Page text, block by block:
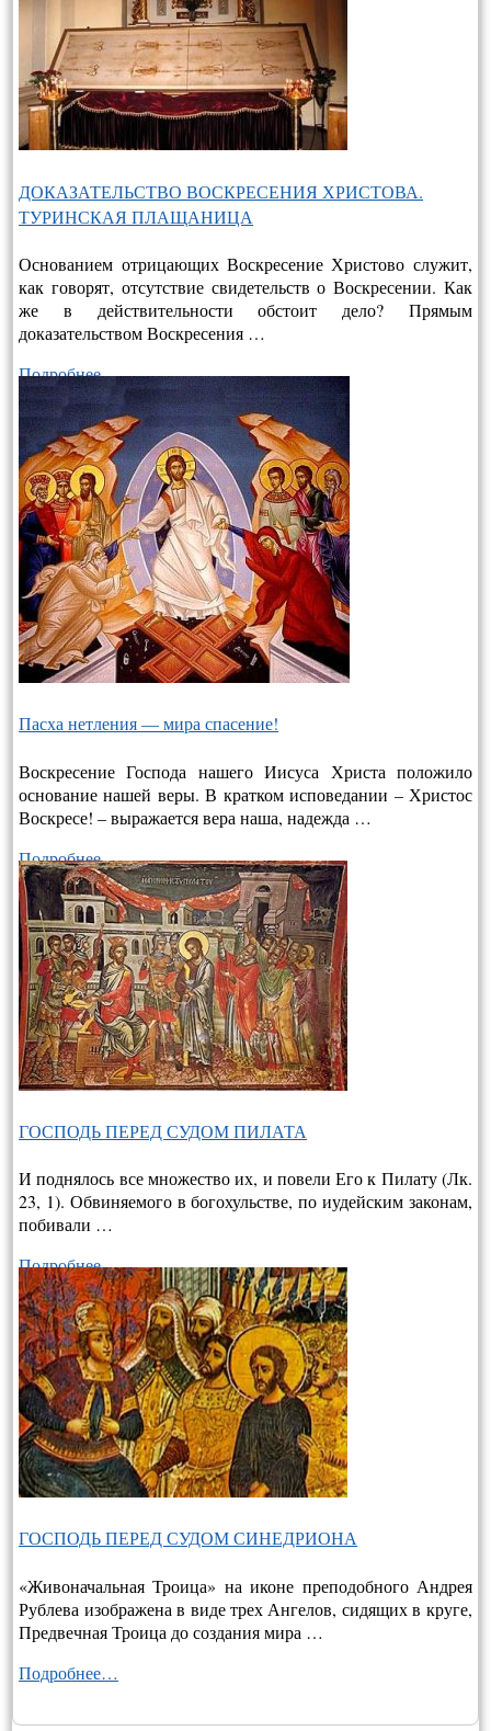
ДОКАЗАТЕЛЬСТВО ВОСКРЕСЕНИЯ ХРИСТОВА.
ТУРИНСКАЯ ПЛАЩАНИЦА
Основанием отрицающих Воскресение Христово служит,
как говорят, отсутствие свидетельств о Воскресении. Как
же в действительно­сти обстоит дело? Прямым
доказательством Воскресения …
Подробнее…
Пасха нетления — мира спасение!
Воскресение Господа нашего Иисуса Христа положило
основание нашей веры. В кратком исповедании – Христос
Воскресе! – выража­ется вера наша, надежда …
Подробнее…
ГОСПОДЬ ПЕРЕД СУДОМ ПИЛАТА
И поднялось все множество их, и повели Его к Пилату (Лк.
23, 1). Обвиняемого в богохульстве, по иудейским законам,
побивали …
Подробнее…
ГОСПОДЬ ПЕРЕД СУДОМ СИНЕДРИОНА
«Живоначальная Троица» на иконе преподобного Андрея
Рублева изображена в виде трех Ангелов, сидящих в круге,
Предвечная Троица до создания мира …
Подробнее…